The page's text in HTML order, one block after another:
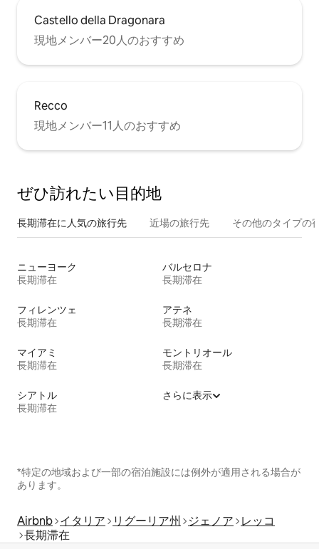
Castello della Dragonara
現地メンバー20人のおすすめ
Recco
現地メンバー11人のおすすめ
ぜひ訪⁠れ⁠た⁠い目⁠的⁠地
長期滞在に人気の旅行先 近場の旅行先 その他のタ⁠イ⁠プ⁠の
ニューヨーク
長期滞在
バルセロナ
長期滞在
フィレンツェ
長期滞在
アテネ
長期滞在
マイアミ
長期滞在
モントリオール
長期滞在
シアトル
長期滞在
さらに表示
*特定の地域および一部の宿泊施設には例外が適用される場合が
あります。
Airbnb イタリア リグーリア州 ジェノア
レッコ
長期滞在